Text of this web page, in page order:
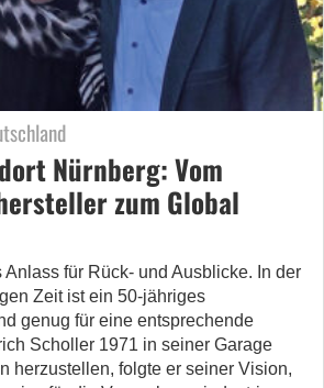
Nürnberg: Vom
zum Global
für Rück- und Ausblicke. In der
Zeit ist ein 50-jähriges
genug für eine entsprechende
Scholler 1971 in seiner Garage
herzustellen, folgte er seiner Vision,